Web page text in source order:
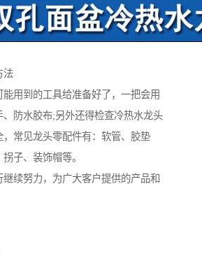
法
能用到的工具给准备好了，一把会用
、防水胶布;另外还得检查冷热水龙头
，常见龙头零配件有：软管、胶垫
子、装饰帽等。
续努力，为广大客户提供的产品和